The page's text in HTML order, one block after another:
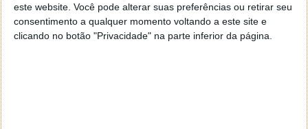
este website. Você pode alterar suas preferências ou retirar seu
consentimento a qualquer momento voltando a este site e
clicando no botão "Privacidade" na parte inferior da página.
Floored by the reception to my watchOS
home screen revamp concept.
Guess that
just shows how hungry folks are for a big